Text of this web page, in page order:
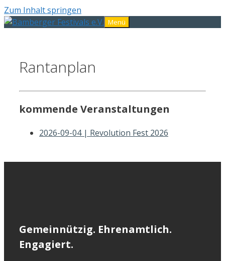
Zum Inhalt springen
Menü
Rantanplan
kommende Veranstaltungen
2026-09-04 | Revolution Fest 2026
Gemeinnützig. Ehrenamtlich.
Engagiert.